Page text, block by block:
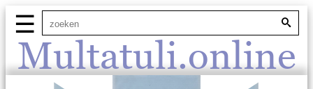
Multatuli.online
☰